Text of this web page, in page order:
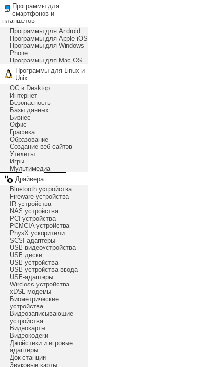
Программы для
смартфонов и
планшетов
Программы для Android
Программы для Apple iOS
Программы для Windows
Phone
Программы для Mac OS
Программы для Linux и
Unix
ОС и Desktop
Интернет
Безопасность
Базы данных
Бизнес
Офис
Графика
Образование
Создание веб-сайтов
Утилиты
Игры
Мультимедиа
Драйвера
Bluetooth устройства
Fireware устройства
IR устройства
NAS устройства
PCI устройства
PCMCIA устройства
PhysX ускорители
SCSI адаптеры
USB видеоустройства
USB диски
USB устройства
USB устройства ввода
USB-адаптеры
Wireless устройства
xDSL модемы
Биометрические
устройства
Видеозаписывающие
устройства
Видеокарты
Видеокодеки
Джойстики и игровые
адаптеры
Док-станции
Звуковые карты